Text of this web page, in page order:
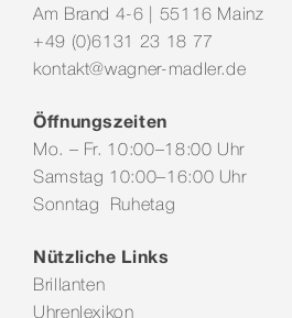
Am Brand 4-6 | 55116 Mainz
+49 (0)6131 23 18 77
kontakt@wagner-madler.de
Öffnungszeiten
Mo. – Fr. 10:00–18:00 Uhr
Samstag 10:00–16:00 Uhr
Sonntag Ruhetag
Nützliche Links
Brillanten
Uhrenlexikon